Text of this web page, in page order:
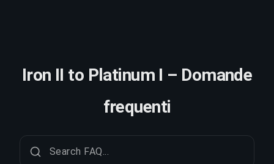
Iron II to Platinum I – Domande
frequenti